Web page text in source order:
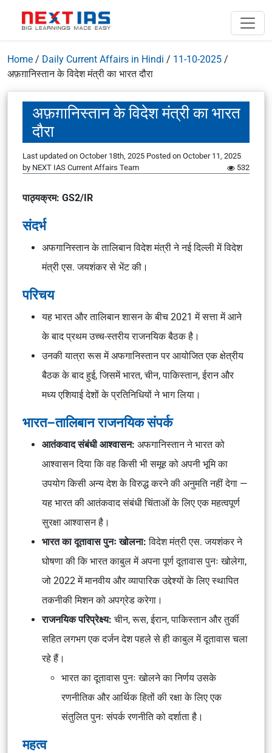
Home / Daily Current Affairs in Hindi / 11-10-2025 /
अफ़ग़ानिस्तान के विदेश मंत्री का भारत दौरा
अफ़ग़ानिस्तान के विदेश मंत्री का भारत
दौरा
Last updated on October 18th, 2025 Posted on October 11, 2025
by NEXT IAS Current Affairs Team 532
पाठ्यक्रम: GS2/IR
संदर्भ
अफगानिस्तान के तालिबान विदेश मंत्री ने नई दिल्ली में विदेश
मंत्री एस. जयशंकर से भेंट की।
परिचय
यह भारत और तालिबान शासन के बीच 2021 में सत्ता में आने
के बाद प्रथम उच्च-स्तरीय राजनयिक बैठक है।
उनकी यात्रा रूस में अफगानिस्तान पर आयोजित एक क्षेत्रीय
बैठक के बाद हुई, जिसमें भारत, चीन, पाकिस्तान, ईरान और
मध्य एशियाई देशों के प्रतिनिधियों ने भाग लिया।
भारत–तालिबान राजनयिक संपर्क
आतंकवाद संबंधी आश्वासन: अफगानिस्तान ने भारत को
आश्वासन दिया कि वह किसी भी समूह को अपनी भूमि का
उपयोग किसी अन्य देश के विरुद्ध करने की अनुमति नहीं देगा —
यह भारत की आतंकवाद संबंधी चिंताओं के लिए एक महत्वपूर्ण
सुरक्षा आश्वासन है।
भारत का दूतावास पुनः खोलना:विदेश मंत्री एस. जयशंकर ने
घोषणा की कि भारत काबुल में अपना पूर्ण दूतावास पुनः खोलेगा,
जो 2022 में मानवीय और व्यापारिक उद्देश्यों के लिए स्थापित
तकनीकी मिशन को अपग्रेड करेगा।
राजनयिक परिप्रेक्ष्य:चीन, रूस, ईरान, पाकिस्तान और तुर्की
सहित लगभग एक दर्जन देश पहले से ही काबुल में दूतावास चला
रहे हैं।
भारत का दूतावास पुनः खोलने का निर्णय उसके
रणनीतिक और आर्थिक हितों की रक्षा के लिए एक
संतुलित पुनः संपर्क रणनीति को दर्शाता है।
महत्व